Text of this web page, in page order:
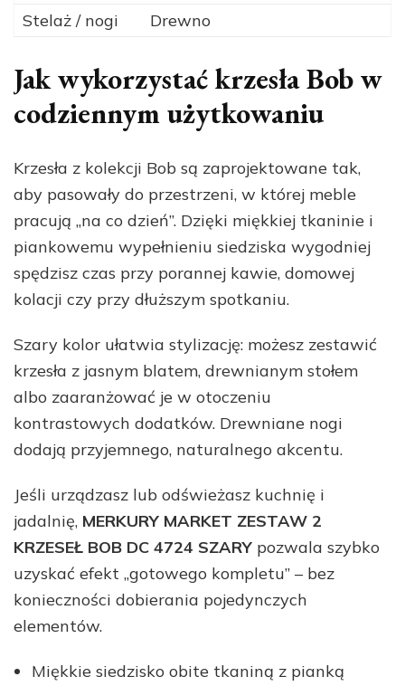
Stelaż / nogi Drewno
Jak wykorzystać krzesła Bob w
codziennym użytkowaniu
Krzesła z kolekcji Bob są zaprojektowane tak,
aby pasowały do przestrzeni, w której meble
pracują „na co dzień”. Dzięki miękkiej tkaninie i
piankowemu wypełnieniu siedziska wygodniej
spędzisz czas przy porannej kawie, domowej
kolacji czy przy dłuższym spotkaniu.
Szary kolor ułatwia stylizację: możesz zestawić
krzesła z jasnym blatem, drewnianym stołem
albo zaaranżować je w otoczeniu
kontrastowych dodatków. Drewniane nogi
dodają przyjemnego, naturalnego akcentu.
Jeśli urządzasz lub odświeżasz kuchnię i
jadalnię, MERKURY MARKET ZESTAW 2
KRZESEŁ BOB DC 4724 SZARY pozwala szybko
uzyskać efekt „gotowego kompletu” – bez
konieczności dobierania pojedynczych
elementów.
Miękkie siedzisko obite tkaniną z pianką